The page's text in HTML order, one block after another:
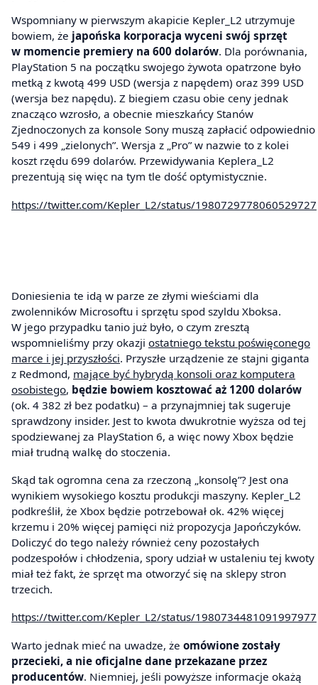
Wspomniany w pierwszym akapicie Kepler_L2 utrzymuje
bowiem, że japońska korporacja wyceni swój sprzęt
w momencie premiery na 600 dolarów. Dla porównania,
PlayStation 5 na początku swojego żywota opatrzone było
metką z kwotą 499 USD (wersja z napędem) oraz 399 USD
(wersja bez napędu). Z biegiem czasu obie ceny jednak
znacząco wzrosło, a obecnie mieszkańcy Stanów
Zjednoczonych za konsole Sony muszą zapłacić odpowiednio
549 i 499 „zielonych”. Wersja z „Pro” w nazwie to z kolei
koszt rzędu 699 dolarów. Przewidywania Keplera_L2
prezentują się więc na tym tle dość optymistycznie.
https://twitter.com/Kepler_L2/status/1980729778060529727
Doniesienia te idą w parze ze złymi wieściami dla
zwolenników Microsoftu i sprzętu spod szyldu Xboksa.
W jego przypadku tanio już było, o czym zresztą
wspomnieliśmy przy okazji ostatniego tekstu poświęconego
marce i jej przyszłości. Przyszłe urządzenie ze stajni giganta
z Redmond, mające być hybrydą konsoli oraz komputera
osobistego, będzie bowiem kosztować aż 1200 dolarów
(ok. 4 382 zł bez podatku) – a przynajmniej tak sugeruje
sprawdzony insider. Jest to kwota dwukrotnie wyższa od tej
spodziewanej za PlayStation 6, a więc nowy Xbox będzie
miał trudną walkę do stoczenia.
Skąd tak ogromna cena za rzeczoną „konsolę”? Jest ona
wynikiem wysokiego kosztu produkcji maszyny. Kepler_L2
podkreślił, że Xbox będzie potrzebował ok. 42% więcej
krzemu i 20% więcej pamięci niż propozycja Japończyków.
Doliczyć do tego należy również ceny pozostałych
podzespołów i chłodzenia, spory udział w ustaleniu tej kwoty
miał też fakt, że sprzęt ma otworzyć się na sklepy stron
trzecich.
https://twitter.com/Kepler_L2/status/1980734481091997977
Warto jednak mieć na uwadze, że omówione zostały
przecieki, a nie oficjalne dane przekazane przez
producentów. Niemniej, jeśli powyższe informacje okażą